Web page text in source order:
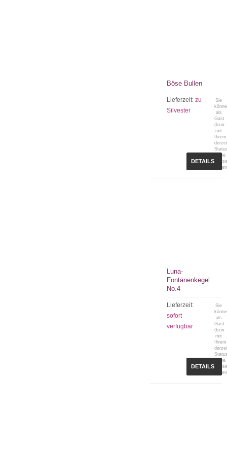
Böse Bullen
Lieferzeit:zu
Silvester
Sie
als
Gast
(bzw.
mit
Ihrem
keine
DETAILS
Luna-
Fontänenkegel
No.4
Lieferzeit:
sofort
verfügbar
Sie
als
Gast
(bzw.
mit
Ihrem
keine
DETAILS